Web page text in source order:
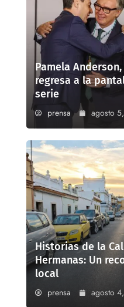
Pamela
regresa a la
serie
prensa agosto
Historias de la
Hermanas: Un
local
prensa agosto